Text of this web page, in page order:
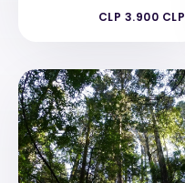
CLP 3.900 CLP